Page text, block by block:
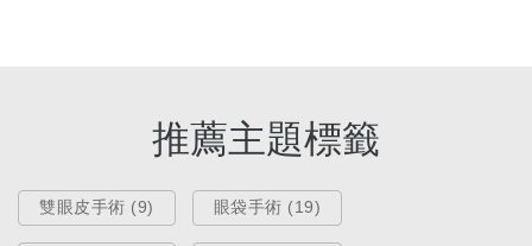
推薦主題標籤
雙眼皮手術 (9) 眼袋手術 (19)